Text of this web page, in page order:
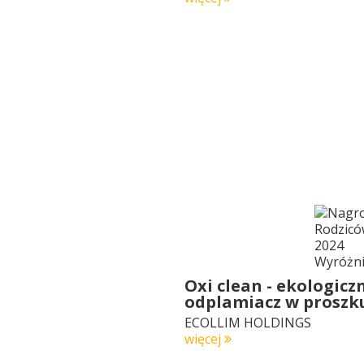
Oxi clean -
odplamiacz w
ECOLLIM HOLDINGS
więcej